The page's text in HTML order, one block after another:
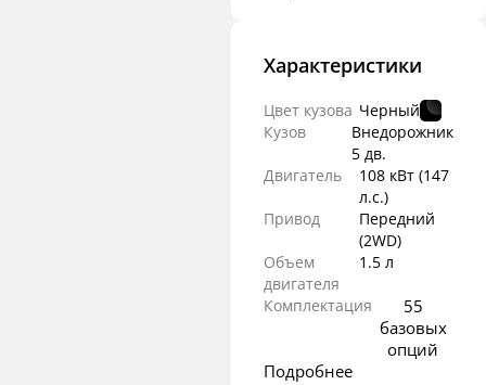
Характеристики
Цвет кузова Черный
Кузов
Внедорожник
5 дв.
Двигатель
108 кВт(147
л.с.)
Привод
Передний
(2WD)
Объем
двигателя
1.5 л
Комплектация
55
базовых
опций
Подробнее